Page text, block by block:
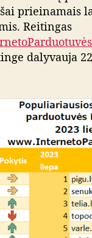
prieinamais
Reitingas
dalyvauja